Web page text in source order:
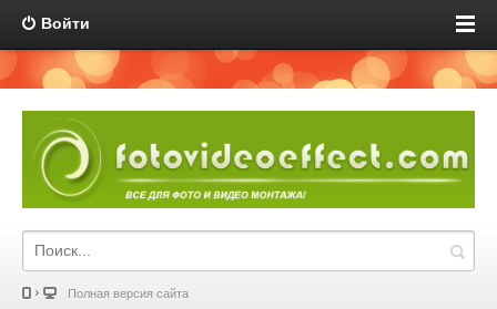
Войти
Полная версия сайта